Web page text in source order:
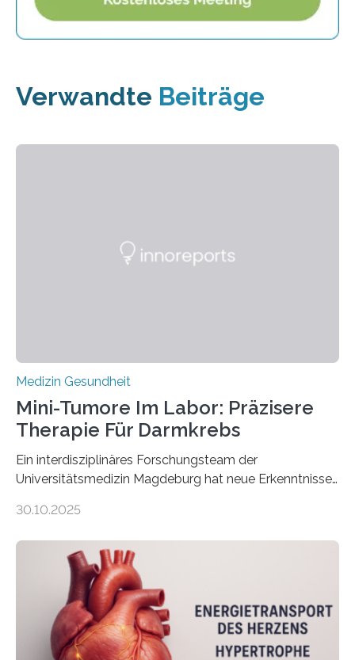
Verwandte Beiträge
Medizin Gesundheit
Mini-Tumore Im Labor: Präzisere
Therapie Für Darmkrebs
Ein interdisziplinäres Forschungsteam der
Universitätsmedizin Magdeburg hat neue Erkenntnisse
behandelt werden kann. In ihrer aktuellen Studie,
Oncology, zeigen die Forschenden, dass Mini-Tumore
aus Gewebe von Patientinnen und Patienten –
sogenannte Organoide – genutzt werden können, um
vorab zu prüfen, welche Medikamente am besten
wirken. Dabei wurde ein Eiweiß identifiziert, das künftig
als Biomarker für die Wahl der passenden Therapie
30.10.2025